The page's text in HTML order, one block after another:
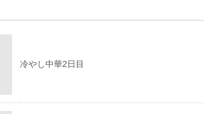
冷やし中華2日目